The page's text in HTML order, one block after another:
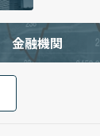
金融機関